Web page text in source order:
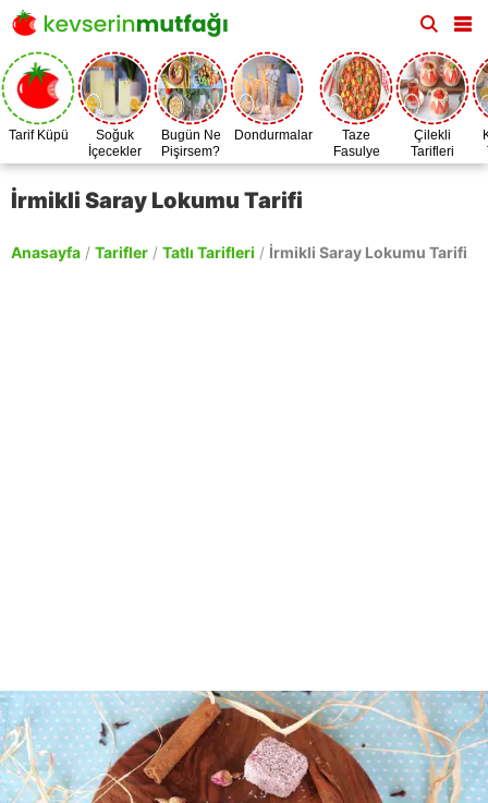
Tarif Küpü
Soğuk
İçecekler
Bugün Ne
Pişirsem?
Dondurmalar
Taze
Fasulye
Zamanı
Çilekli
Tarifleri
İrmikli Saray Lokumu Tarifi
Anasayfa / Tarifler / Tatlı Tarifleri / İrmikli Saray Lokumu Tarifi